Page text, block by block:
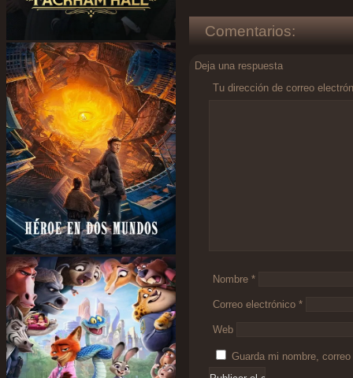
Comentarios:
Deja una respuesta
Tu dirección de correo
Nombre *
Correo electrónico *
Web
Guarda mi nombre,